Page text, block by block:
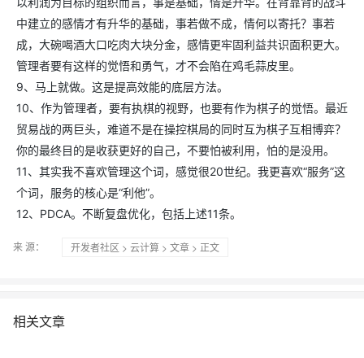
中建立的感情才有升华的基础，事若做不成，情何以寄托？事若
成，大碗喝酒大口吃肉大块分金，感情更牢固利益共识面积更大。
管理者要有这样的觉悟和勇气，才不会陷在鸡毛蒜皮里。
9、马上就做。这是提高效能的底层方法。
10、作为管理者，要有执棋的视野，也要有作为棋子的觉悟。最近
贸易战的两巨头，难道不是在操控棋局的同时互为棋子互相博弈？
你的最终目的是收获更好的自己，不要怕被利用，怕的是没用。
11、其实我不喜欢管理这个词，感觉很20世纪。我更喜欢“服务”这
个词，服务的核心是“利他”。
12、PDCA。不断复盘优化，包括上述11条。
来 源： 开发者社区 > 云计算 > 文章 > 正文
相关文章